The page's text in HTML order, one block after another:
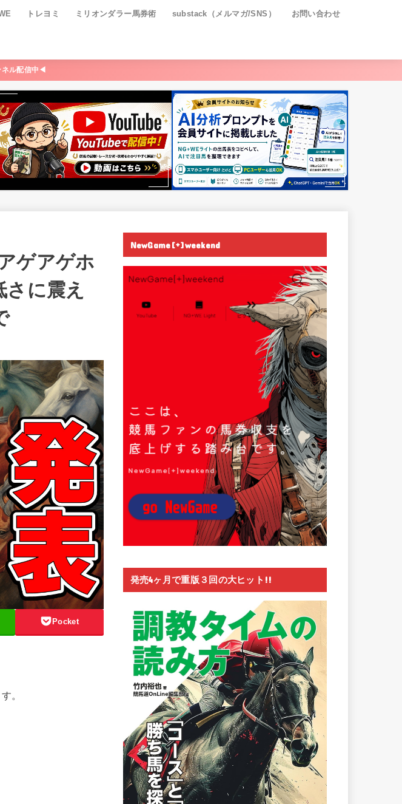
トレヨミ ミリオンダラー馬券術 substack（メルマガ/SNS） お問い合わせ
ル配信中◀
ゲアゲホ
に震え
Pocket
。
NewGame[+]weekend
発売4ヶ月で重版３回の大ヒット!!